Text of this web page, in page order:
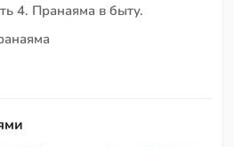
4. Пранаяма в быту.